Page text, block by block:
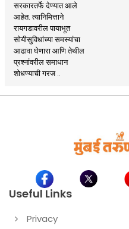
सरकारतर्फे देण्यात आले
आहेत. त्यानिमित्ताने
रायगडावरील पायाभूत
सोयीसुविधांच्या समस्यांचा
आढावा घेणारा आणि तेथील
प्रश्नांवरील समाधान
शोधण्याची गरज ..
Useful Links
Privacy